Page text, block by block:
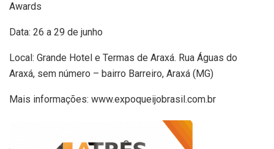
Awards
Data: 26 a 29 de junho
Local: Grande Hotel e Termas de Araxá. Rua Águas do
Araxá, sem número – bairro Barreiro, Araxá (MG)
Mais informações: www.expoqueijobrasil.com.br